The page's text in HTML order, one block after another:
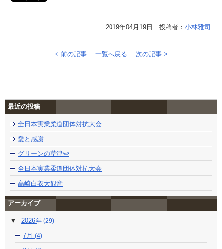
2019年04月19日 投稿者： 小林雅司
< 前の記事 一覧へ戻る 次の記事 >
最近の投稿
全日本実業柔道団体対抗大会
愛と感謝
グリーンの草津🫛
全日本実業柔道団体対抗大会
高崎白衣大観音
アーカイブ
2026 (29)
7月 (4)